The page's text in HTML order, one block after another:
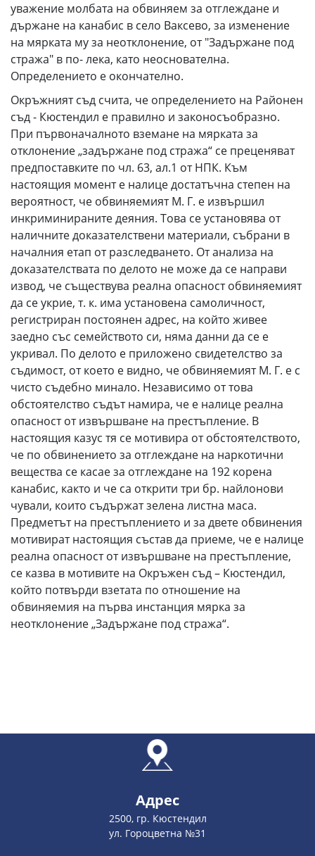
уважение молбата на обвиняем за отглеждане и
държане на канабис в село Ваксево, за изменение
на мярката му за неотклонение, от "Задържане под
стража" в по- лека, като неоснователна.
Определението е окончателно.
Окръжният съд счита, че определението на Районен
съд - Кюстендил е правилно и законосъобразно.
При първоначалното вземане на мярката за
отклонение „задържане под стража“ се преценяват
предпоставките по чл. 63, ал.1 от НПК. Към
настоящия момент е налице достатъчна степен на
вероятност, че обвиняемият М. Г. е извършил
инкриминираните деяния. Това се установява от
наличните доказателствени материали, събрани в
началния етап от разследването. От анализа на
доказателствата по делото не може да се направи
извод, че съществува реална опасност обвиняемият
да се укрие, т. к. има установена самоличност,
регистриран постоянен адрес, на който живее
заедно със семейството си, няма данни да се е
укривал. По делото е приложено свидетелство за
съдимост, от което е видно, че обвиняемият М. Г. е с
чисто съдебно минало. Независимо от това
обстоятелство съдът намира, че е налице реална
опасност от извършване на престъпление. В
настоящия казус тя се мотивира от обстоятелството,
че по обвинението за отглеждане на наркотични
вещества се касае за отглеждане на 192 корена
канабис, както и че са открити три бр. найлонови
чували, които съдържат зелена листна маса.
Предметът на престъплението и за двете обвинения
мотивират настоящия състав да приеме, че е налице
реална опасност от извършване на престъпление,
се казва в мотивите на Окръжен съд – Кюстендил,
който потвърди взетата по отношение на
обвиняемия на първа инстанция мярка за
неотклонение „Задържане под стража“.
Адрес
2500, гр. Кюстендил
ул. Гороцветна №31